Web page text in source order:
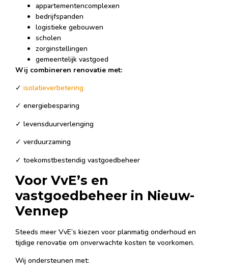
appartementencomplexen
bedrijfspanden
logistieke gebouwen
scholen
zorginstellingen
gemeentelijk vastgoed
Wij combineren renovatie met:
✓ isolatieverbetering
✓ energiebesparing
✓ levensduurverlenging
✓ verduurzaming
✓ toekomstbestendig vastgoedbeheer
Voor VvE’s en
vastgoedbeheer in Nieuw-
Vennep
Steeds meer VvE’s kiezen voor planmatig onderhoud en
tijdige renovatie om onverwachte kosten te voorkomen.
Wij ondersteunen met: